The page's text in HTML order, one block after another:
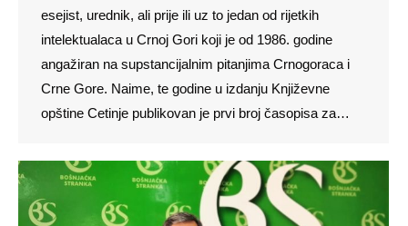
esejist, urednik, ali prije ili uz to jedan od rijetkih
intelektualaca u Crnoj Gori koji je od 1986. godine
angažiran na supstancijalnim pitanjima Crnogoraca i
Crne Gore. Naime, te godine u izdanju Književne
opštine Cetinje publikovan je prvi broj časopisa za…